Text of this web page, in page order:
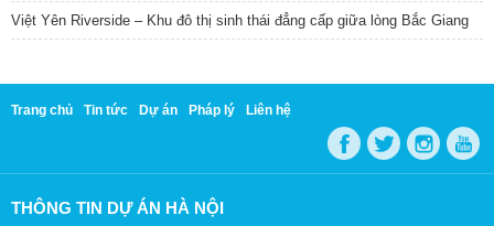
Việt Yên Riverside – Khu đô thị sinh thái đẳng cấp giữa lòng Bắc Giang
Trang chủ Tin tức Dự án Pháp lý Liên hệ
THÔNG TIN DỰ ÁN HÀ NỘI